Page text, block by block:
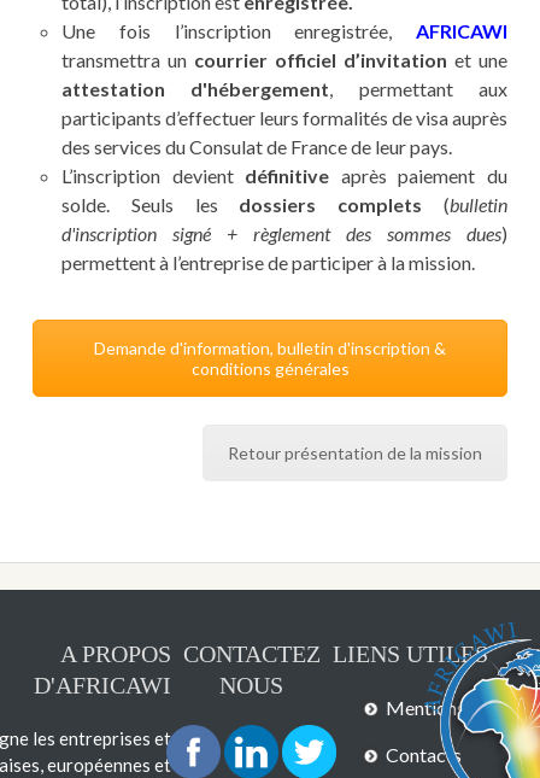
Une fois l’inscription enregistrée,AFRICAWI
transmettra un courrier officiel d’invitationet une
attestation d'hébergement, permettant aux
participants d’effectuer leurs formalités de visa auprès
des services du Consulat de France de leur pays.
L’inscription devient définitive après paiement du
solde. Seuls les dossiers complets (bulletin
d'inscription signé + règlement des sommes dues)
permettent à l’entreprise de participer à la mission.
Demande d'information, bulletin d'inscription &
conditions générales
Retour présentation de la mission
A PROPOS
D'AFRICAWI
les entreprises et
européennes et
CONTACTEZ
NOUS
LIENS UTILES
Mentions légales
Contacts